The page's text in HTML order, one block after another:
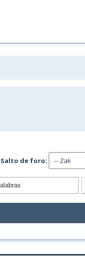
Salto de foro: